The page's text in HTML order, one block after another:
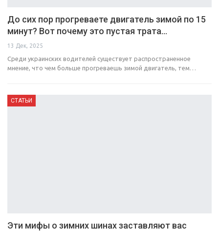
До сих пор прогреваете двигатель зимой по 15
минут? Вот почему это пустая трата…
13 Дек, 2025
Среди украинских водителей существует распространенное
мнение, что чем больше прогреваешь зимой двигатель, тем…
СТАТЬИ
Эти мифы о зимних шинах заставляют вас